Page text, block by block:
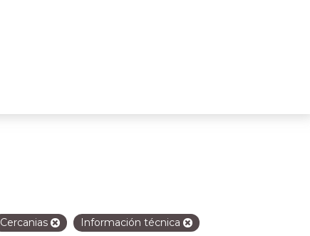
Cercanias Información técnica